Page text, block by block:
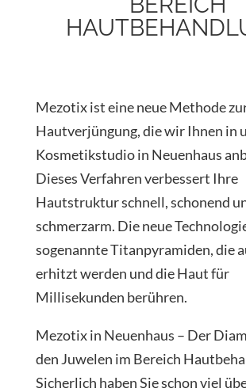
Mezotix ist eine neue Methode
Hautverjüngung, die wir Ihnen in
Kosmetikstudio in Neuenhaus
Dieses Verfahren verbessert Ihre
Hautstruktur schnell, schonend
schmerzarm. Die neue
sogenannte Titanpyramiden, die
erhitzt werden und die Haut für
Millisekunden berühren.
Mezotix in Neuenhaus – Der
den Juwelen im Bereich
Sicherlich haben Sie schon viel